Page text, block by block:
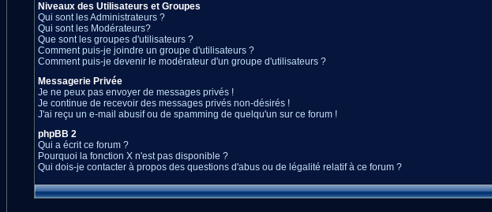
Niveaux des Utilisateurs et Groupes
Qui sont les Administrateurs ?
Qui sont les Modérateurs?
Que sont les groupes d'utilisateurs ?
Comment puis-je joindre un groupe d'utilisateurs ?
Comment puis-je devenir le modérateur d'un groupe d'utilisateurs ?
Messagerie Privée
Je ne peux pas envoyer de messages privés !
Je continue de recevoir des messages privés non-désirés !
J'ai reçu un e-mail abusif ou de spamming de quelqu'un sur ce forum !
phpBB 2
Qui a écrit ce forum ?
Pourquoi la fonction X n'est pas disponible ?
Qui dois-je contacter à propos des questions d'abus ou de légalité relatif à ce forum ?